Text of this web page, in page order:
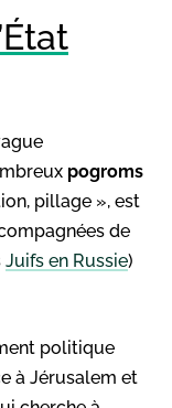
pogroms
pillage », est
de
Juifs en Russie)
politique
à Jérusalem et